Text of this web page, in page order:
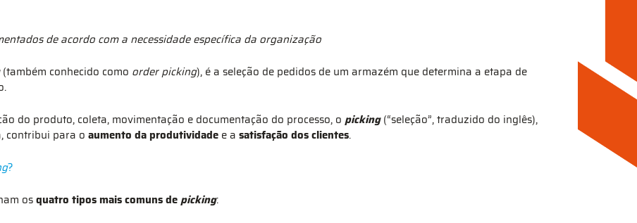
de acordo com a necessidade específica da organização
(também conhecido como order picking), é a seleção de pedidos de um armazém que determina a etapa de
do produto, coleta, movimentação e documentação do processo, o picking(“seleção”, traduzido do inglês),
contribui para o aumento da produtividade e a satisfação dos clientes.
?
osquatro tipos mais comuns depicking: